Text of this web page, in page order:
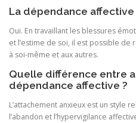
La dépendance
Oui. En travaillant les blessures
et l’estime de soi, il est possible
à soi-même et aux autres.
Quelle différence entre
dépendance affective ?
L’attachement anxieux est un style
l’abandon et l’hypervigilance